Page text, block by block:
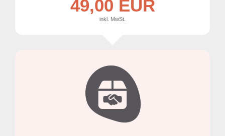
49,00 EUR
inkl. MwSt.